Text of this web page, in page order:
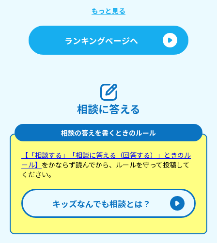
もっと見る
ランキングページへ
相談に答える
相談の答えを書くときのルール
【「相談する」「相談に答える（回答する）」ときのル
ール】 をかならず読んでから、ルールを守って投稿して
ください。
キッズなんでも相談とは？